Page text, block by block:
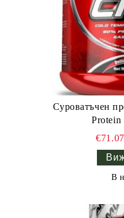
Суроватъчен
Protein
€71.07
В